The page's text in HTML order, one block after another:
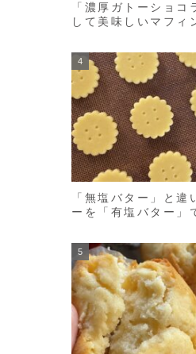
「濃厚ガトーショコ
して美味しいマフィ
「無塩バター」と違
ーを「有塩バター」